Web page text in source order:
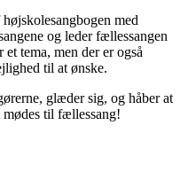
med
og leder fællessangen
tema, men der er også
til at ønske.
glæder sig, og håber at
til fællessang!